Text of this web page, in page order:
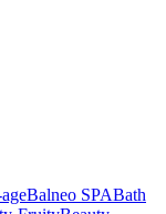
Balneo SPABath